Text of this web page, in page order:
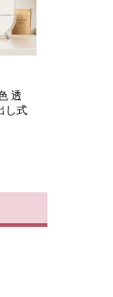
透
し式